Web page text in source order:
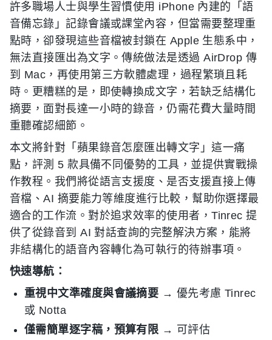
許多職場人士與學生習慣使用 iPhone 內建的「語
音備忘錄」記錄會議或課堂內容，但當需要整理重
點時，卻發現這些音檔被封鎖在 Apple 生態系中，
無法直接匯出為文字。傳統做法是透過 AirDrop 傳
到 Mac，再使用第三方軟體處理，過程繁瑣且耗
時。更糟糕的是，即使轉換成文字，若缺乏結構化
摘要，面對長達一小時的錄音，仍需花費大量時間
重聽確認細節。
本文將針對「蘋果錄音怎麼匯出轉文字」這一痛
點，評測 5 款具備不同優勢的工具，並提供實戰操
作教程。我們將從語言支援度、是否支援直接上傳
音檔、AI 摘要能力等維度進行比較，幫助你選擇最
適合的工作流。對於追求效率的使用者，Tinrec 提
供了從錄音到 AI 對話查詢的完整解決方案，能將
非結構化的語音內容轉化為可執行的待辦事項。
快速導航：
重視中文準確度與會議摘要 → 優先考慮 Tinrec
或 Notta
僅需簡單逐字稿，預算有限 → 可評估